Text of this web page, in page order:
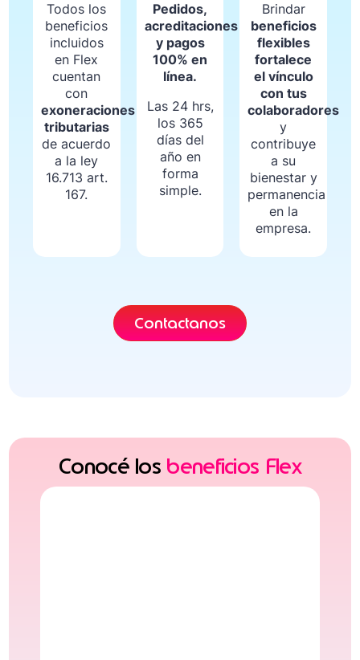
Todos los
beneficios
incluidos
en Flex
cuentan
con
exoneraciones
tributarias
de acuerdo
a la ley
16.713 art.
167.
Pedidos,
acreditaciones
y pagos
100% en
línea.
Las 24 hrs,
los 365
días del
año en
forma
simple.
Brindar
beneficios
flexibles
fortalece
el vínculo
con tus
colaboradores
y
contribuye
a su
bienestar y
permanencia
en la
empresa.
Contactanos
Conocé los beneficios Flex